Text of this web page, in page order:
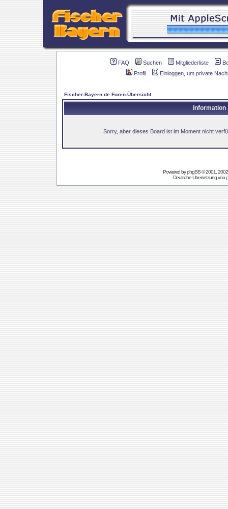
FAQ Suchen Mitgliederliste
Profil
Einloggen, um private
Fischer-Bayern.de Foren-Übersicht
Information
Sorry, aber dieses Board ist im Moment nicht
Powered byphpBB© 2001,
Deutsche Übersetzung von